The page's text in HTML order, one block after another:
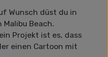
Wunsch düst du in
Beach.
Projekt ist es, dass
einen Cartoon mit